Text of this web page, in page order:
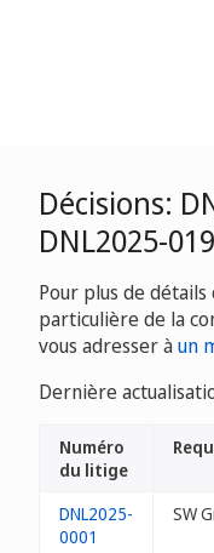
Décisions:
DNL2025-
Pour plus de
particulière de la
vous adresser àun
Dernière
Numéro
du litige
DNL2025-
0001
SW